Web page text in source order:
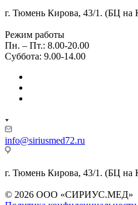
г. Тюмень Кирова, 43/1. (БЦ на
Режим работы
Пн. – Пт.: 8.00-20.00
Суббота: 9.00-14.00
info@siriusmed72.ru
г. Тюмень Кирова, 43/1. (БЦ на
© 2026 ООО «СИРИУС.МЕД»